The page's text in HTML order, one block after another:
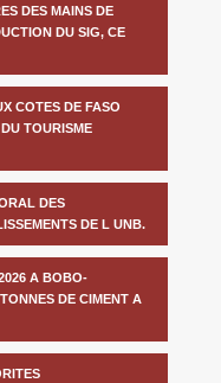
DES MAINS DE
DU SIG, CE
COTES DE FASO
TOURISME
DES
DE L UNB.
A BOBO-
DE CIMENT A